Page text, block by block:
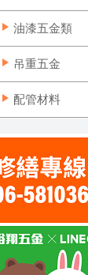
油漆五金類
吊重五金
配管材料